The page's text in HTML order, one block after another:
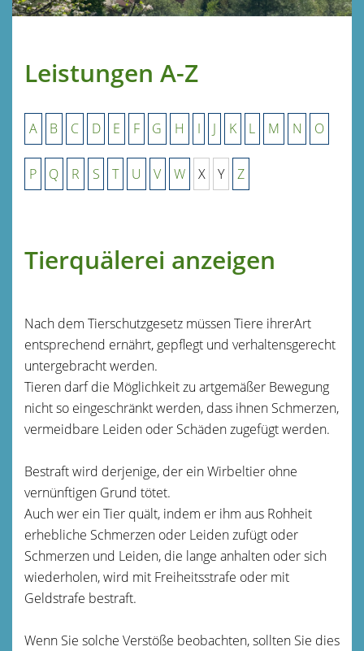
Leistungen A-Z
A B C D E F G H I J K L M N O
P Q R S T U V W X Y Z
Tierquälerei anzeigen
Nach dem Tierschutzgesetz müssen Tiere ihrerArt
entsprechend ernährt, gepflegt und verhaltensgerecht
untergebracht werden.
Tieren darf die Möglichkeit zu artgemäßer Bewegung
nicht so eingeschränkt werden, dass ihnen Schmerzen,
vermeidbare Leiden oder Schäden zugefügt werden.
Bestraft wird derjenige, der ein Wirbeltier ohne
vernünftigen Grund tötet.
Auch wer ein Tier quält, indem er ihm aus Rohheit
erhebliche Schmerzen oder Leiden zufügt oder
Schmerzen und Leiden, die lange anhalten oder sich
wiederholen, wird mit Freiheitsstrafe oder mit
Geldstrafe bestraft.
Wenn Sie solche Verstöße beobachten, sollten Sie dies